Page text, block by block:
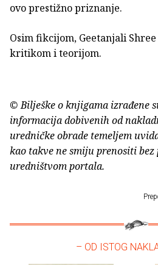
ovo prestižno priznanje.
Osim fikcijom, Geetanjali
kritikom i teorijom.
© Bilješke o knjigama izrađene
informacija dobivenih od
uredničke obrade temeljem
kao takve ne smiju prenositi
uredništvom portala.
– OD ISTOG